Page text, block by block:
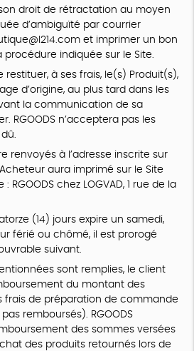
droit de rétractation au moyen
d’ambiguïté par courrier
et imprimer un bon
indiquée sur le Site.
restituer, à ses frais, le(s) Produit(s),
d’origine, au plus tard dans les
la communication de sa
RGOODS n’acceptera pas les
renvoyés à l’adresse inscrite sur
aura imprimé sur le Site
RGOODS chez LOGVAD, 1 rue de la
(14) jours expire un samedi,
férié ou chômé, il est prorogé
suivant.
sont remplies, le client
du montant des
frais de préparation de commande
remboursés). RGOODS
des sommes versées
des produits retournés lors de